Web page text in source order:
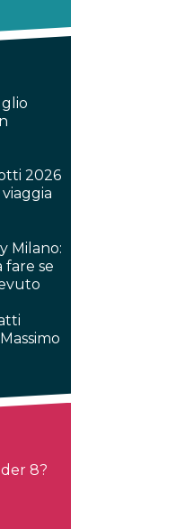
2026
Milano:
fare se
8?